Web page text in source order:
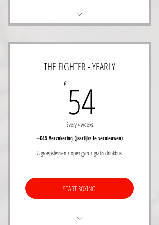
workout, Ladies Rule
Mogelijkheid abo te bevriezen (lees
voorwaarden)
THE FIGHTER - YEARLY
€ 54
Every 4 weeks
+€45 Verzekering (jaarlijks te vernieuwen)
8 groepslessen + open gym + gratis drinkbus
START BOXING!